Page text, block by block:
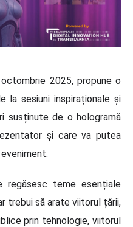
2025, propune o
la sesiuni inspiraționale și
susținute de o hologramă
și care va putea
regăsesc teme esențiale
trebui să arate viitorul țării,
prin tehnologie, viitorul